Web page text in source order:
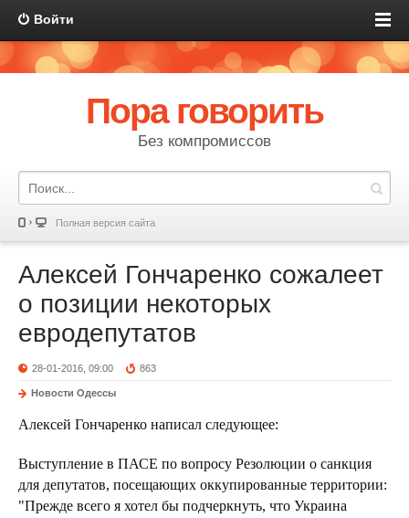
Войти
Пора говорить
Без компромиссов
Полная версия сайта
Алексей Гончаренко сожалеет
о позиции некоторых
евродепутатов
28-01-2016, 09:00 863
Новости Одессы
Алексей Гончаренко написал следующее:
Выступление в ПАСЕ по вопросу Резолюции о санкция
для депутатов, посещающих оккупированные территории:
"Прежде всего я хотел бы подчеркнуть, что Украина